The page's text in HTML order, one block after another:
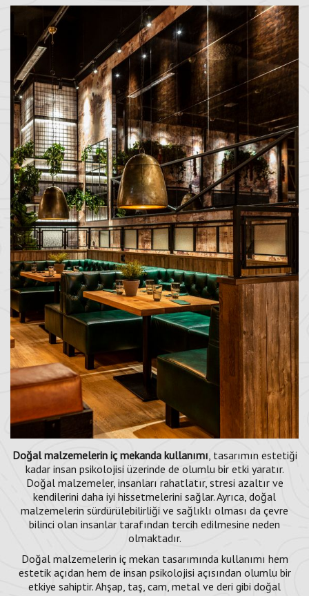
Doğal malzemelerin iç mekanda kullanımı, tasarımın estetiği
kadar insan psikolojisi üzerinde de olumlu bir etki yaratır.
Doğal malzemeler, insanları rahatlatır, stresi azaltır ve
kendilerini daha iyi hissetmelerini sağlar. Ayrıca, doğal
malzemelerin sürdürülebilirliği ve sağlıklı olması da çevre
bilinci olan insanlar tarafından tercih edilmesine neden
olmaktadır.
Doğal malzemelerin iç mekan tasarımında kullanımı hem
estetik açıdan hem de insan psikolojisi açısından olumlu bir
etkiye sahiptir. Ahşap, taş, cam, metal ve deri gibi doğal